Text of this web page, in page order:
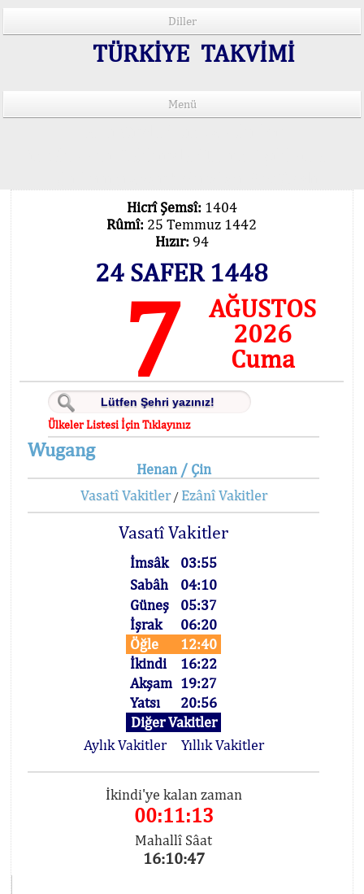
Diller
TÜRKİYE TAKVİMİ
Menü
Hicrî Şemsî: 1404
Rûmî: 25 Temmuz 1442
Hızır: 94
24 SAFER 1448
7
AĞUSTOS
2026
Cuma
Ülkeler Listesi İçin Tıklayınız
Wugang
Henan / Çin
Vasatî Vakitler/ Ezânî Vakitler
Vasatî Vakitler
İmsâk
03:55
Sabâh
04:10
Güneş
05:37
İşrak
06:20
Öğle
12:40
İkindi
16:22
Akşam 19:27
Yatsı
20:56
Diğer Vakitler
Aylık Vakitler
Yıllık Vakitler
İkindi'ye kalan zaman
00:11:13
Mahallî Sâat
16:10:47